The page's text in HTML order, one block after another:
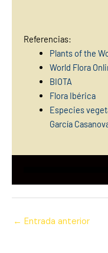
Referencias:
Plants of the
World Flora
BIOTA
Flora Ibérica
Especies
García
← Entrada anterior